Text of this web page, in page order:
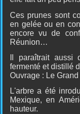
Ces prunes sont
en gelée ou en
encore vu de
Réunion…
Il paraîtrait
fermenté et distillé
Ouvrage : Le
L'arbre a été
Mexique, en
hauteur.